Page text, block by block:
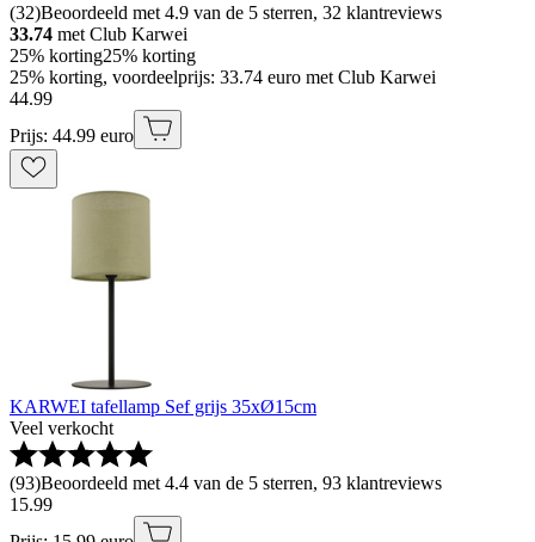
(32)Beoordeeld met 4.9 van de 5 sterren, 32 klantreviews
33.74 met Club Karwei
25% korting25% korting
25% korting, voordeelprijs: 33.74 euro met Club Karwei
44.99
Prijs: 44.99 euro
KARWEI tafellamp Sef grijs 35xØ15cm
Veel verkocht
(93)Beoordeeld met 4.4 van de 5 sterren, 93 klantreviews
15.99